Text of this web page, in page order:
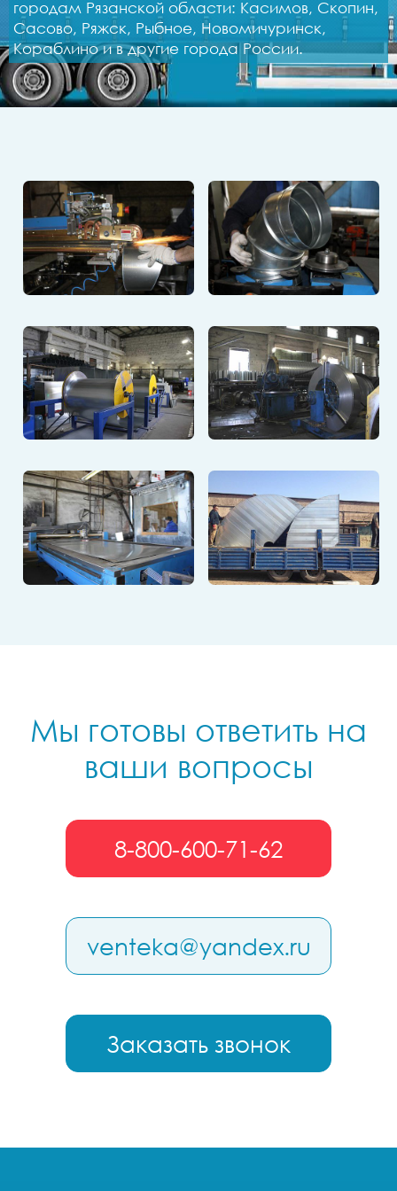
городам Рязанской области: Касимов, Скопин,
Сасово, Ряжск, Рыбное, Новомичуринск,
Кораблино и в другие города России.
Мы готовы ответить на
ваши вопросы
8-800-600-71-62
venteka@yandex.ru
Заказать звонок